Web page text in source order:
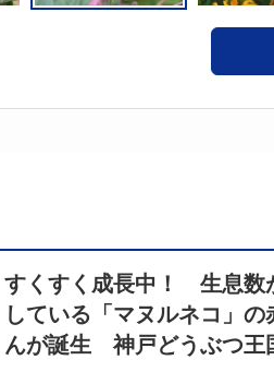
すくすく成長中！ 生息数
している「マヌルネコ」の
んが誕生 神戸どうぶつ王